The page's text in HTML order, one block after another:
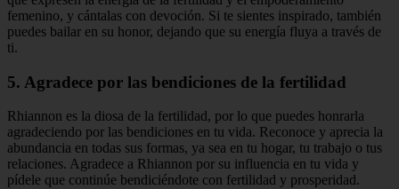
femenino, y cántalas con devoción. Si te sientes inspirado, también
puedes bailar en su honor, dejando que su energía fluya a través de
ti.
5. Agradece por las bendiciones de la fertilidad
Rhiannon es la diosa de la fertilidad, por lo que puedes honrarla
agradeciendo por las bendiciones en tu vida. Reconoce y aprecia la
abundancia en todas sus formas, ya sea en tu hogar, tu trabajo o tus
relaciones. Agradece a Rhiannon por su influencia en tu vida y
pídele que continúe bendiciéndote con fertilidad y prosperidad.